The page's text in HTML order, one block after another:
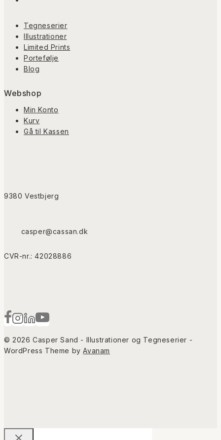
Tegneserier
Illustrationer
Limited Prints
Portefølje
Blog
Webshop
Min Konto
Kurv
Gå til Kassen
9380 Vestbjerg
casper@cassan.dk
CVR-nr.: 42028886
© 2026 Casper Sand - Illustrationer og Tegneserier -
WordPress Theme byAvanam